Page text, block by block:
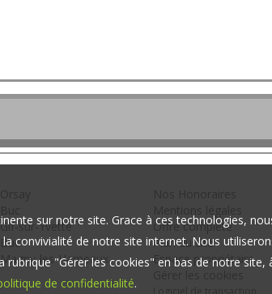
sur-Yvette
les-Hameaux
Offre complète
Plan du site
Espace propriétaire
sur notre site. Grace à ces technologies,
convivialité de notre site internet. Nous
"Gérer les cookies" en bas de notre
de confidentialité.